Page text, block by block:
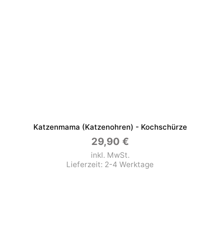
Katzenmama (Katzenohren) - Kochschürze
29,90 €
inkl. MwSt.
Lieferzeit: 2-4 Werktage